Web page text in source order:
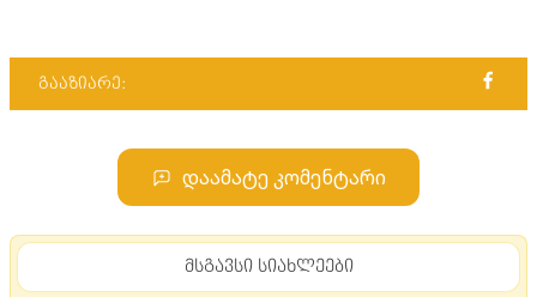
გააზიარე:
დაამატე კომენტარი
მსგავსი სიახლეები